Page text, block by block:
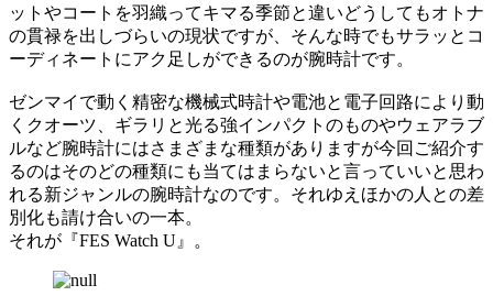
ットやコートを羽織ってキマる季節と違いどうしてもオトナ
の貫禄を出しづらいの現状ですが、そんな時でもサラッとコ
ーディネートにアク足しができるのが腕時計です。
ゼンマイで動く精密な機械式時計や電池と電子回路により動
くクオーツ、ギラリと光る強インパクトのものやウェアラブ
ルなど腕時計にはさまざまな種類がありますが今回ご紹介す
るのはそのどの種類にも当てはまらないと言っていいと思わ
れる新ジャンルの腕時計なのです。それゆえほかの人との差
別化も請け合いの一本。
それが『FES Watch U』。